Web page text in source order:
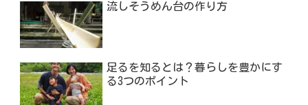
流しそうめん台の作り方
足るを知るとは？暮らしを豊かにす
る3つのポイント